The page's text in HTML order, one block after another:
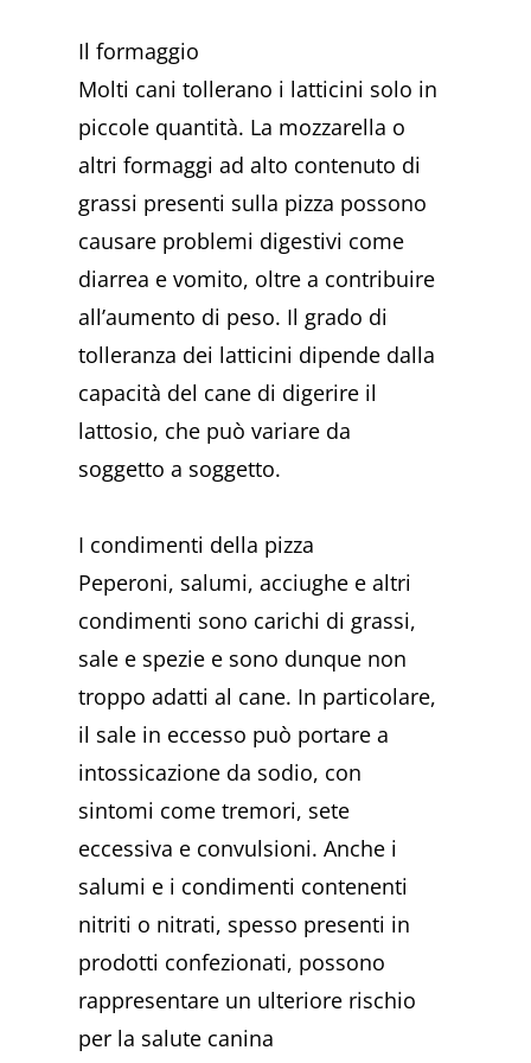
Il formaggio
Molti cani tollerano i latticini solo in
piccole quantità. La mozzarella o
altri formaggi ad alto contenuto di
grassi presenti sulla pizza possono
causare problemi digestivi come
diarrea e vomito, oltre a contribuire
all’aumento di peso. Il grado di
tolleranza dei latticini dipende dalla
capacità del cane di digerire il
lattosio, che può variare da
soggetto a soggetto.
I condimenti della pizza
Peperoni, salumi, acciughe e altri
condimenti sono carichi di grassi,
sale e spezie e sono dunque non
troppo adatti al cane. In particolare,
il sale in eccesso può portare a
intossicazione da sodio, con
sintomi come tremori, sete
eccessiva e convulsioni. Anche i
salumi e i condimenti contenenti
nitriti o nitrati, spesso presenti in
prodotti confezionati, possono
rappresentare un ulteriore rischio
per la salute canina